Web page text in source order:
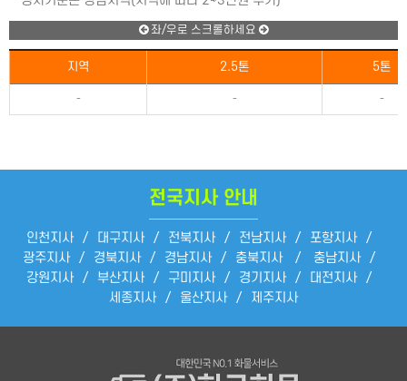
좌/우로 스크롤하세요
지역 2.5톤 5톤
- - -
전국지사 안내
인천지사 / 대구지사 / 전북지사 / 전남지사 / 포항지사 /
광주지사 / 경북지사 / 경남지사 / 충북지사 / 충남지사 /
강원지사 / 부산지사 / 구미지사 / 경기지사 / 대전지사 /
세종지사 / 울산지사 / 제주지사